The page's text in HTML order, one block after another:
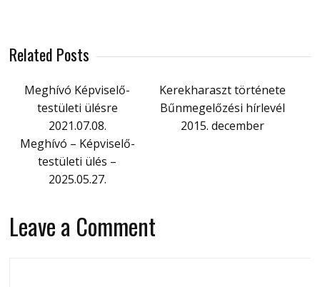
Related Posts
Meghívó Képviselő-
testületi ülésre
2021.07.08.
Kerekharaszt története
Bűnmegelőzési hírlevél
2015. december
Meghívó – Képviselő-
testületi ülés –
2025.05.27.
Leave a Comment